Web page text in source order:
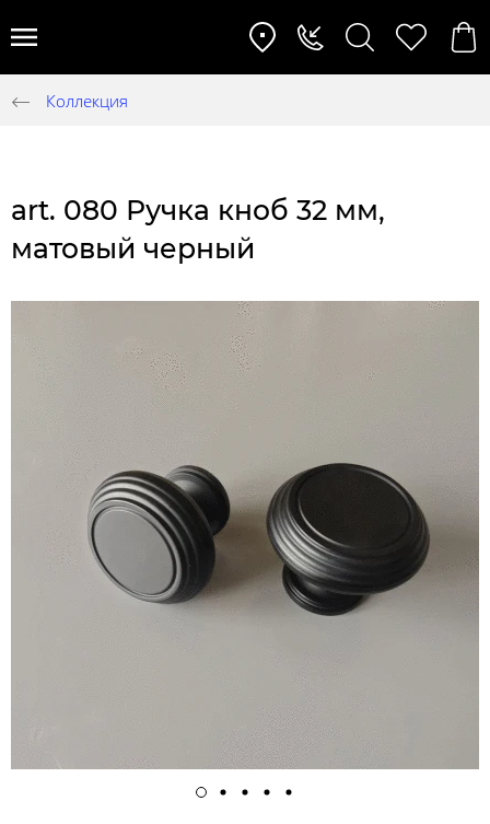
Коллекция
art. 080 Ручка кноб 32 мм,
матовый черный